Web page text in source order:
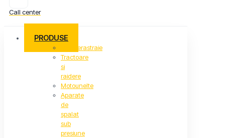
Call center
PRODUSE
Motoferastraie
Tractoare
si
raidere
Motounelte
Aparate
de
spalat
sub
presiune